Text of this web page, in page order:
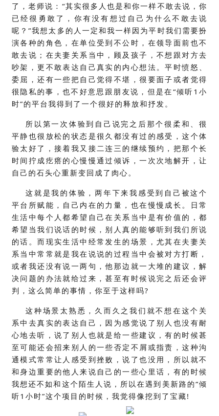
了，老师说：“其实很多人也是和你一样不敢去说，你
已经很勇敢了，你有没有想过自己为什么不敢去说
呢？”我想太多的人一定和我一样因为平时我们需要扮
演各种的角色，在单位受到不公时，在领导面前也不
敢去说；在夫妻关系当中，顾及孩子，不想跟对方去
吵架，更不敢表达自己真实的内心想法。平时愤怒、
委屈，还有一些把自己觉得不堪，很要面子或者觉得
很隐私的事，也不好意思跟朋友说，但是在“倾听1小
时”的平台我得到了一个很好的释放和抒发。
所以第一次体验到自己说完之后那个很柔和、很
平静也很放松的状态是很久都没有过的感受，这个体
验太好了，接着我又接二连三的继续预约，把那个长
时间拧成疙瘩的心慢慢通过倾诉，一次次地解开，让
自己的石头心重新变回成了肉心。
这就是我的体验，两年下来我感受到自己被这个
平台所赋能，自己内在的力量，也在慢慢成长。日常
生活中每个人都希望自己在关系当中是有价值的，都
希望当我们说话的时候，别人真的能够听到我们所说
的话。而现实生活中经常发生的场景，尤其在夫妻关
系当中常常就是我在说说的过程当中会被对方打断，
或者我还没有说一两句，他那边就一大堆的建议，解
决问题的办法就给过来，甚至有时候说完之后还会评
判，这么简单的事情，你至于这样吗?
这种场景太熟悉，久而久之我们就不想在这个关
系中去真实的表达自己，因为感觉说了别人也没有耐
心地去听，说了别人也就是给一些建议，有的时候甚
至可能还会招来别人的一些否定不屑或指责，这种沟
通模式常常让人感受到挫败，说了也没用，所以就不
和身边重要的他人来说自己的一些心里话，有的时候
我想还不如和这个陌生人说，所以在遇到美新路的“倾
听1小时”这个项目的时候，我觉得像挖到了宝藏!